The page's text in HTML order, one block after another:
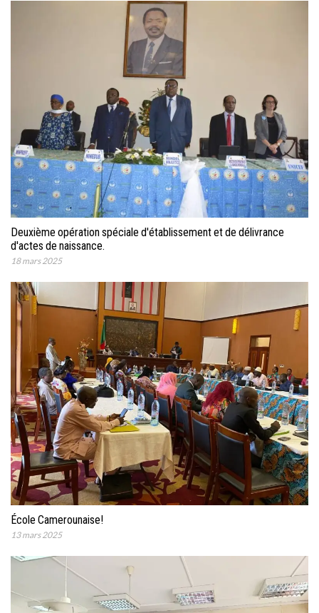
Deuxième opération spéciale d'établissement et de délivrance
d'actes de naissance.
18 mars 2025
École Camerounaise!
13 mars 2025